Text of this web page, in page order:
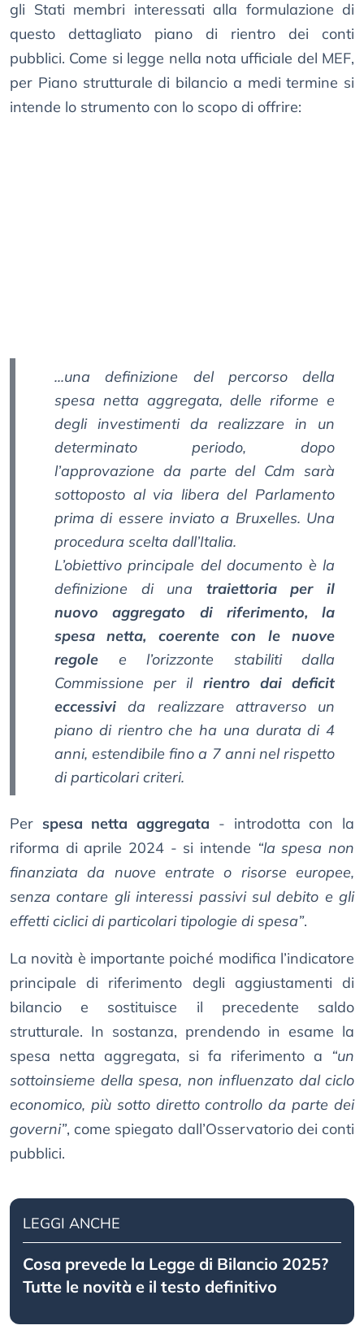
gli Stati membri interessati alla formulazione di
questo dettagliato piano di rientro dei conti
pubblici. Come si legge nella nota ufficiale del MEF,
per Piano strutturale di bilancio a medi termine si
intende lo strumento con lo scopo di offrire:
...una definizione del percorso della
spesa netta aggregata, delle riforme e
degli investimenti da realizzare in un
determinato periodo, dopo
l’approvazione da parte del Cdm sarà
sottoposto al via libera del Parlamento
prima di essere inviato a Bruxelles. Una
procedura scelta dall’Italia.
L’obiettivo principale del documento è la
definizione di una traiettoria per il
nuovo aggregato di riferimento, la
spesa netta, coerente con le nuove
regole e l’orizzonte stabiliti dalla
Commissione per il rientro dai deficit
eccessivi da realizzare attraverso un
piano di rientro che ha una durata di 4
anni, estendibile fino a 7 anni nel rispetto
di particolari criteri.
Per spesa netta aggregata - introdotta con la
riforma di aprile 2024 - si intende “la spesa non
finanziata da nuove entrate o risorse europee,
senza contare gli interessi passivi sul debito e gli
effetti ciclici di particolari tipologie di spesa”.
La novità è importante poiché modifica l’indicatore
principale di riferimento degli aggiustamenti di
bilancio e sostituisce il precedente saldo
strutturale. In sostanza, prendendo in esame la
spesa netta aggregata, si fa riferimento a “un
sottoinsieme della spesa, non influenzato dal ciclo
economico, più sotto diretto controllo da parte dei
governi”, come spiegato dall’Osservatorio dei conti
pubblici.
LEGGI ANCHE
Cosa prevede la Legge di Bilancio 2025?
Tutte le novità e il testo definitivo